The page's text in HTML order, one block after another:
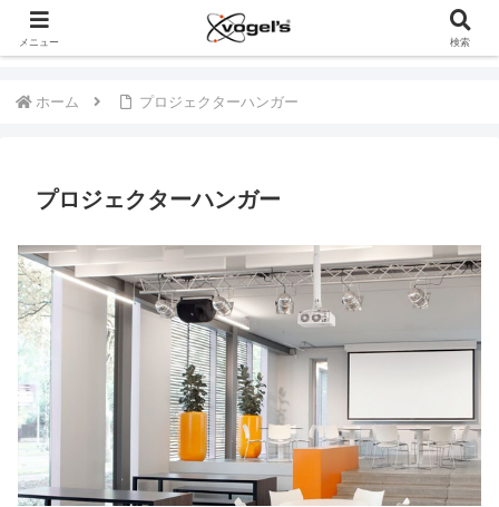
ホーム プロジェクターハンガー
プロジェクターハンガー
メニュー 検索